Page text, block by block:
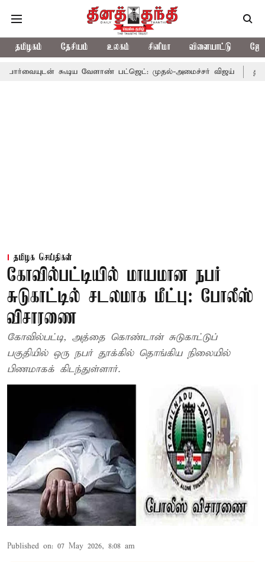
தமிழகம் தேசியம் உலகம் சினிமா விளையாட்டு
கூடிய வேளாண் பட்ஜெட்: முதல்-அமைச்சர் விஜய் தமிழக
தமிழக செய்திகள்
கோவில்பட்டியில் மாயமான நபர்
சுடுகாட்டில் சடலமாக மீட்பு: போலீஸ்
விசாரணை
கோவில்பட்டி, அத்தை கொண்டான் சுடுகாட்டுப்
பகுதியில் ஒரு நபர் தூக்கில் தொங்கிய நிலையில்
பிணமாகக் கிடந்துள்ளார்.
Published on: 07 May 2026, 8:08 am